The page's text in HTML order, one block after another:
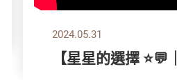
2024.05.31
【星星的選擇 ⭐💬